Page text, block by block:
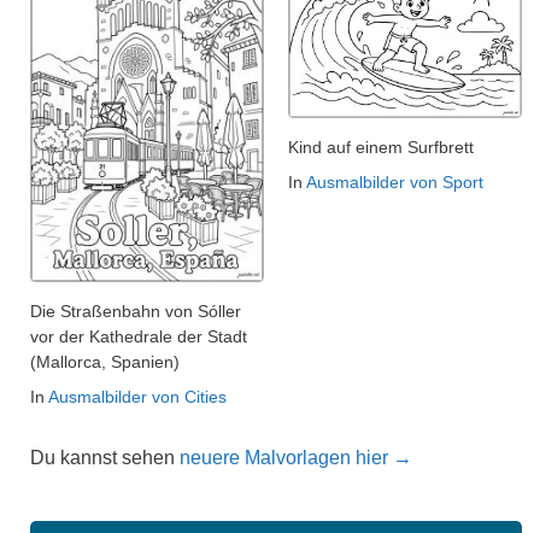
Die Straßenbahn von Sóller
vor der Kathedrale der Stadt
(Mallorca, Spanien)
In Ausmalbilder von Cities
Kind auf einem Surfbrett
In Ausmalbilder von Sport
Du kannst sehen neuere Malvorlagen hier →